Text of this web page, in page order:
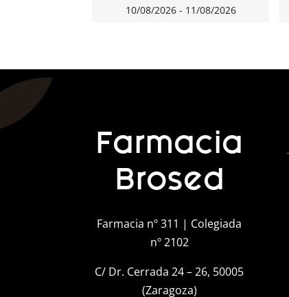
10/08/2026 - 11/08/2026
Farmacia
Brosed
Farmacia nº 311 | Colegiada
nº 2102
C/ Dr. Cerrada 24 – 26, 50005
(Zaragoza)